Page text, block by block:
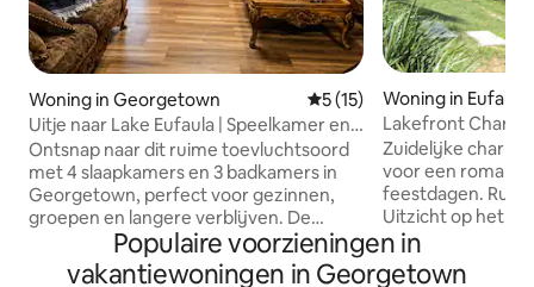
Woning in Georgetown Gemiddelde beoordeling
5 (15)
Uitje naar Lake Eufaula | Speelkamer en
pooltafel
Ontsnap naar dit ruime toevluchtsoord
met 4 slaapkamers en 3 badkamers in
Georgetown, perfect voor gezinnen,
groepen en langere verblijven. De
woning biedt comfortabel plaats aan
maximaal 10 gasten en beschikt over
Woning in Eufaula
Lakefront Charm
Zuidelijke
voor een
feestdagen.
Uitzicht op het
water. Bootdok,
picknicktafels,
Populaire voorzieningen in
vakantiewoningen in Georgetown